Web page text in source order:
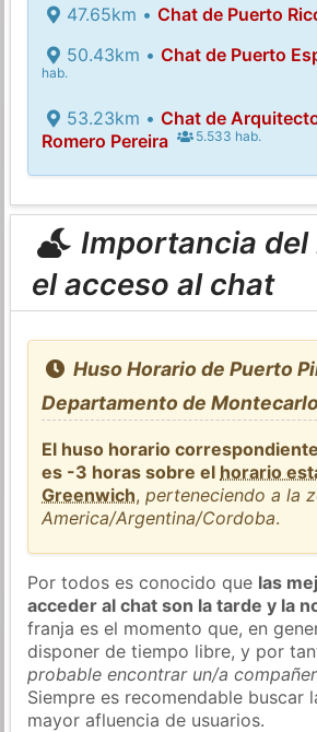
47.65km • Chat de Puerto
50.43km • Chat de Puerto
hab.
53.23km • Chat de
Romero Pereira
5.533 hab.
Importancia del
el acceso al chat
Huso Horario de Puerto
Departamento de
El huso horario
es -3 horas sobre el horario
Greenwich,perteneciendo a la
America/Argentina/Cordoba.
Por todos es conocido que las
acceder al chat son la tarde y la
franja es el momento que, en
disponer de tiempo libre, y por
probable encontrar un/a
Siempre es recomendable buscar
mayor afluencia de usuarios.